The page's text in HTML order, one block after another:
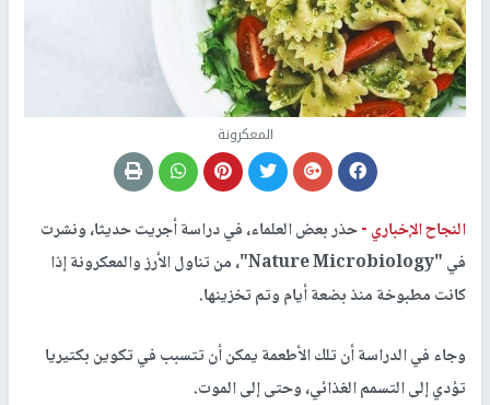
المعكرونة
النجاح الإخباري -حذر بعض العلماء، في دراسة أجريت حديثا، ونشرت
في "Nature Microbiology"، من تناول الأرز والمعكرونة إذا
كانت مطبوخة منذ بضعة أيام وتم تخزينها.
وجاء في الدراسة أن تلك الأطعمة يمكن أن تتسبب في تكوين بكتيريا
تؤدي إلى التسمم الغذائي، وحتى إلى الموت.